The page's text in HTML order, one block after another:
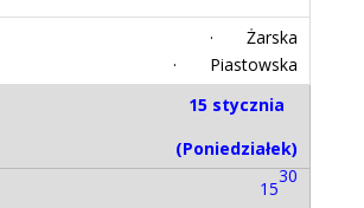
· Żarska
· Piastowska
15 stycznia
(Poniedziałek)
15
30